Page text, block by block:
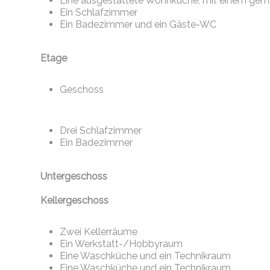
Ein Schlafzimmer
Ein Badezimmer und ein Gäste-WC
Etage
Geschoss
Drei Schlafzimmer
Ein Badezimmer
Untergeschoss
Kellergeschoss
Zwei Kellerräume
Ein Werkstatt-/Hobbyraum
Eine Waschküche und ein Technikraum